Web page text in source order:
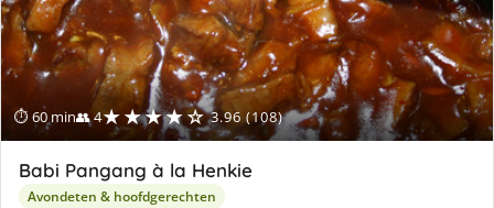
⏱ 60 min👥 4★★★★☆ 3.96 (108)
Babi Pangang à la Henkie
Avondeten & hoofdgerechten